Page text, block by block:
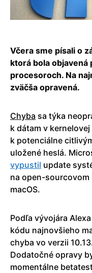
Včera sme písali o
ktorá bola
procesoroch. Na
zväčša opravená.
Chyba sa týka
k dátam v
k potenciálne
uložené heslá.
vypustil update
na open-sourcovom
macOS.
Podľa vývojára
kódu najnovšieho
chyba vo verzii
Dodatočné opravy
momentálne